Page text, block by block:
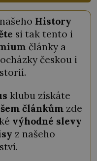
History
si tak tento i
články a
českou i
klubu získáte
článkům zde
výhodné slevy
z našeho